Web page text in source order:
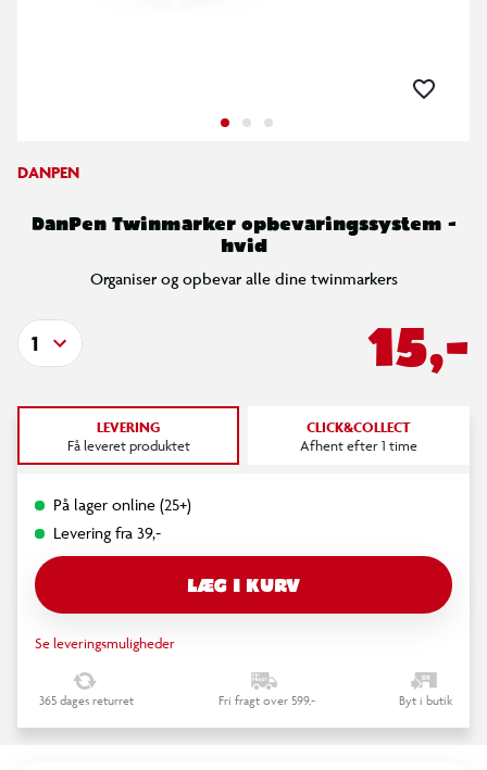
DANPEN
DanPen Twinmarker opbevaringssystem -
hvid
Organiser og opbevar alle dine twinmarkers
15,-
1
LEVERING
Få leveret produktet
CLICK&COLLECT
Afhent efter 1 time
På lager online (25+)
Levering fra 39,-
LÆG I KURV
Se leveringsmuligheder
365 dages returret Fri fragt over 599,- Byt i butik